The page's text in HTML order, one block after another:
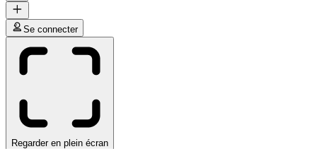
Se connecter
Regarder en plein écran